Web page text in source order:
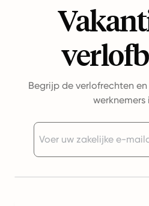
Begrijp de verlofrechten
werknemers